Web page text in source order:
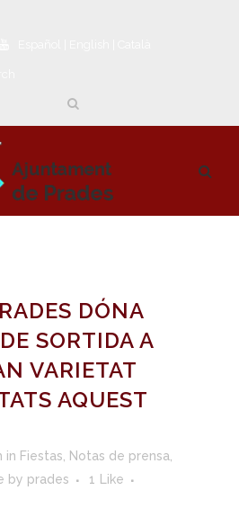
DÓNA
SORTIDA A
VARIETAT
AQUEST
in Fiestas Notas de prensa
by prades 1
Like